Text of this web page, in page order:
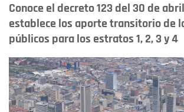
Conoce el decreto 123 del 30 de
establece los aporte transitorio de
públicos para los estratos 1, 2, 3 y 4